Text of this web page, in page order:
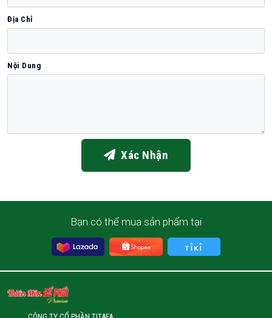
Địa Chỉ
Nội Dung
Xác Nhận
Bạn có thể mua sản phẩm tại